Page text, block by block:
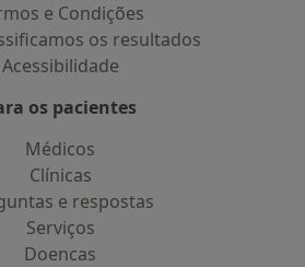
e Condições
os resultados
Acessibilidade
os pacientes
Médicos
Clínicas
e respostas
Serviços
Doencas